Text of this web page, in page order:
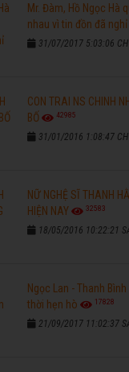
Mr. Đàm, Hồ Ngọc Hà
nhau vì tin đồn đã
31/07/2017 5:03:06 CH
CON TRAI NS CHINH
BỐ
42985
31/01/2016 1:08:47 CH
NỮ NGHỆ SĨ THANH
HIỆN NAY
32583
18/05/2016 10:22:21
Ngọc Lan - Thanh
thời hẹn hò
17828
21/09/2017 11:02:37